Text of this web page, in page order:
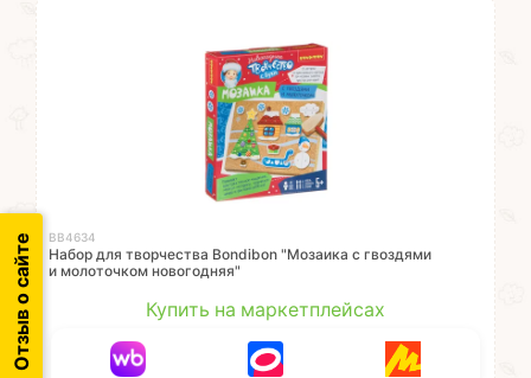
ВВ4634
Набор для творчества Bondibon "Мозаика с гвоздями
и молоточком новогодняя"
Купить на маркетплейсах
Отзыв о сайте